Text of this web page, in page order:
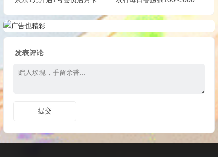
发表评论